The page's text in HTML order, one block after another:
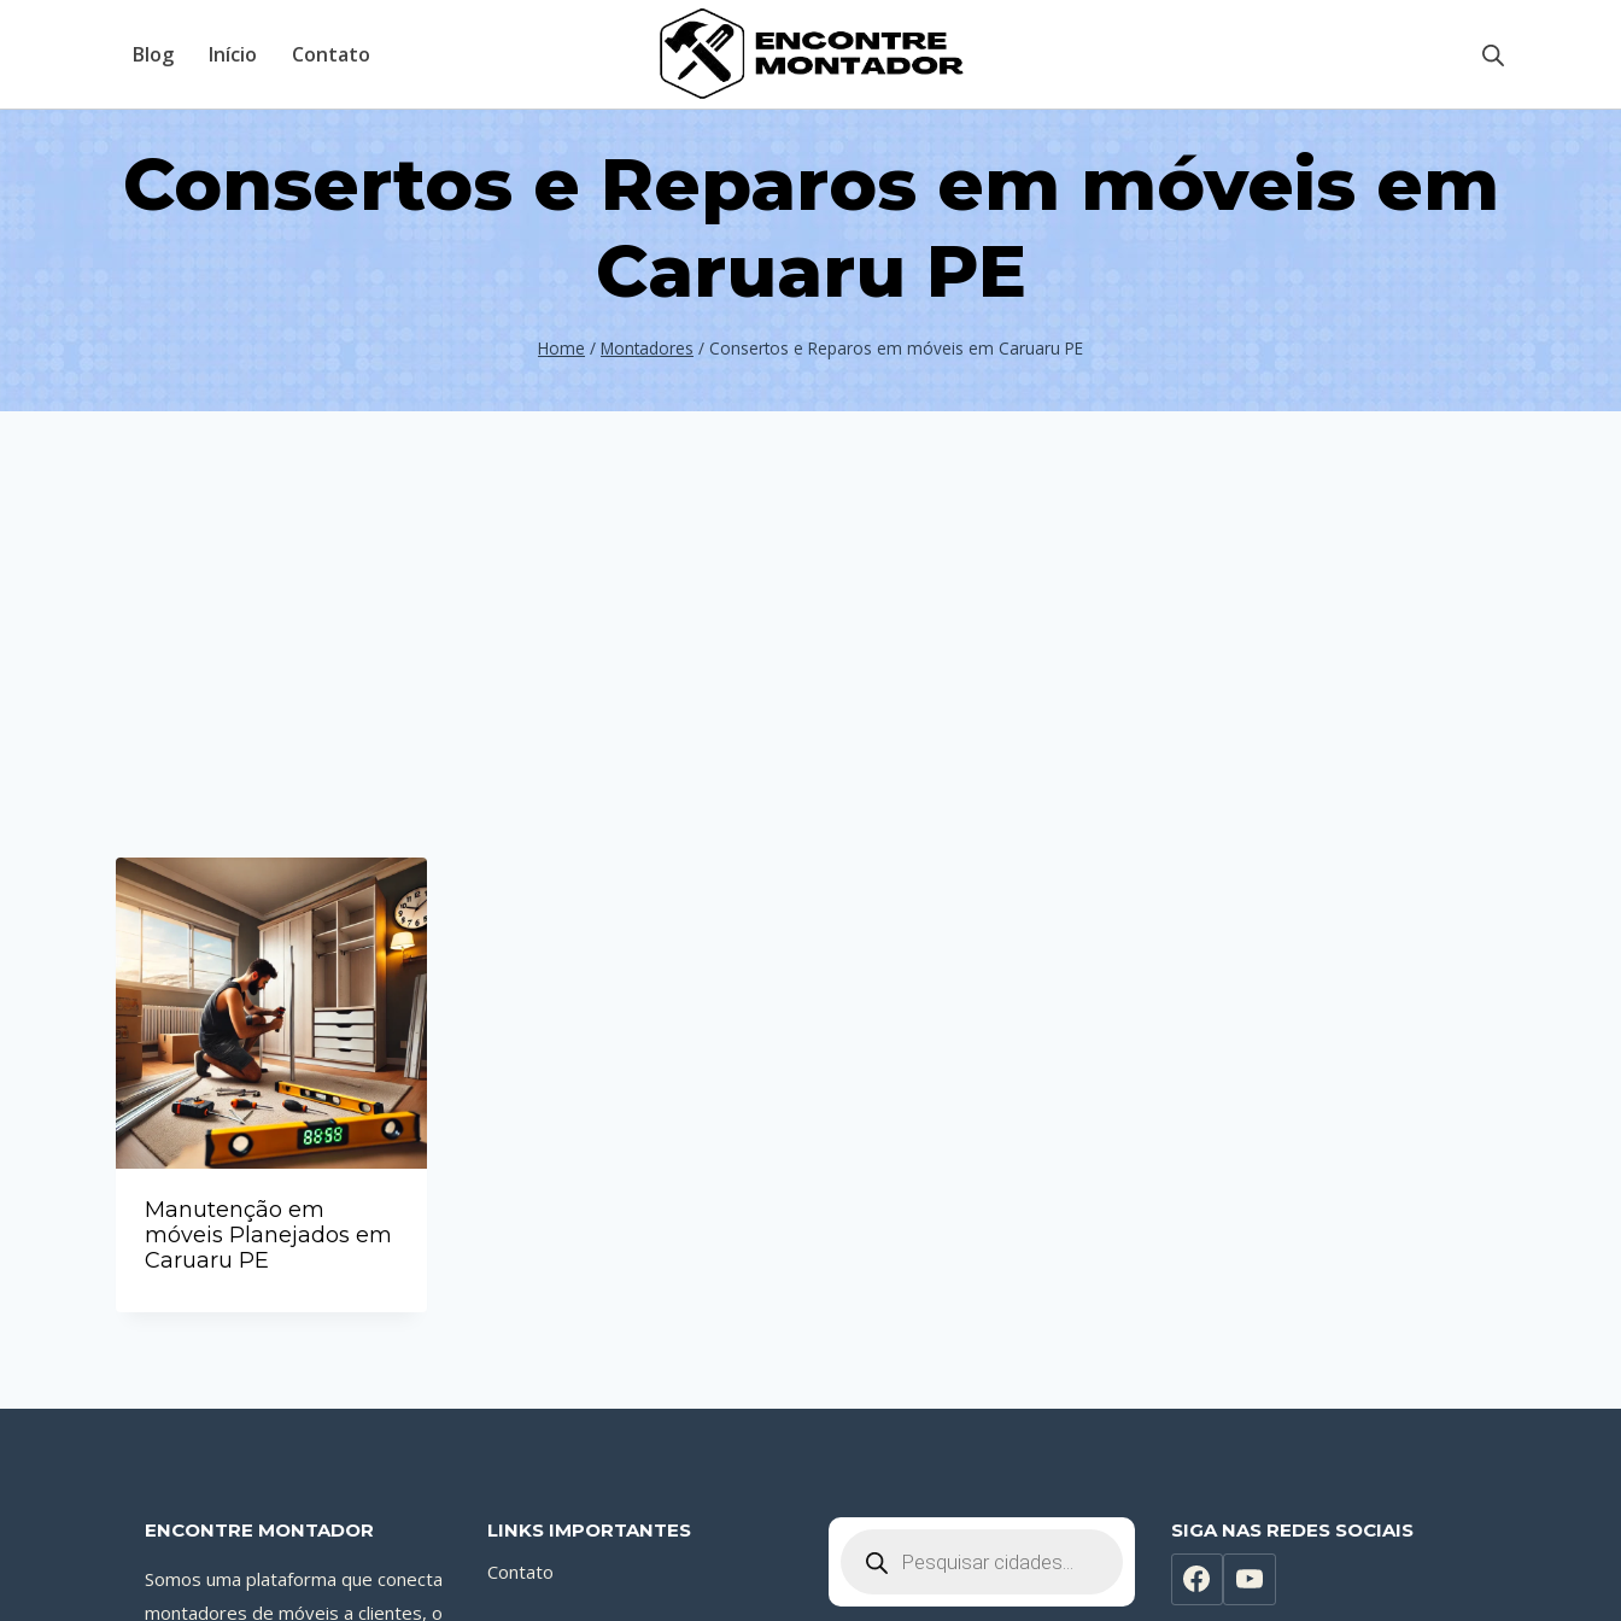
Blog Início Contato
Consertos e Reparos em móveis em
Caruaru PE
Home / Montadores / Consertos e Reparos em móveis em Caruaru PE
Manutenção em
móveis Planejados em
Caruaru PE
ENCONTRE MONTADOR
Somos uma plataforma que conecta
montadores de móveis a clientes, o
LINKS IMPORTANTES
Contato
produtos
SIGA NAS REDES SOCIAIS